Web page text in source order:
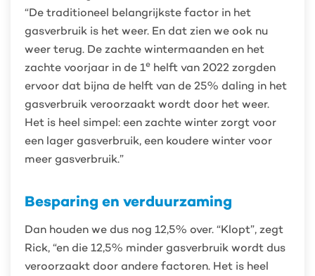
“De traditioneel belangrijkste factor in het
gasverbruik is het weer. En dat zien we ook nu
weer terug. De zachte wintermaanden en het
zachte voorjaar in de 1e helft van 2022 zorgden
ervoor dat bijna de helft van de 25% daling in het
gasverbruik veroorzaakt wordt door het weer.
Het is heel simpel: een zachte winter zorgt voor
een lager gasverbruik, een koudere winter voor
meer gasverbruik.”
Besparing en verduurzaming
Dan houden we dus nog 12,5% over. “Klopt”, zegt
Rick, “en die 12,5% minder gasverbruik wordt dus
veroorzaakt door andere factoren. Het is heel